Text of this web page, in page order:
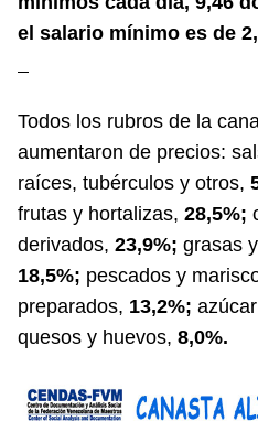
el salario mínimo es de
Todos los rubros de la
aumentaron de precios:
raíces, tubérculos y otros,
frutas y hortalizas, 28,5%;
derivados, 23,9%; grasas
18,5%; pescados y
preparados, 13,2%;
quesos y huevos, 8,0%.